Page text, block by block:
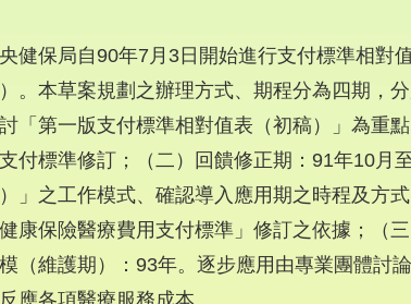
健保局自90年7月3日開始進行支付標準相對
。本草案規劃之辦理方式、期程分為四期，
「第一版支付標準相對值表（初稿）」為重
付標準修訂；（二）回饋修正期：91年10月
」之工作模式、確認導入應用期之時程及方
康保險醫療費用支付標準」修訂之依據；（
（維護期）：93年。逐步應用由專業團體討
應各項醫療服務成本。